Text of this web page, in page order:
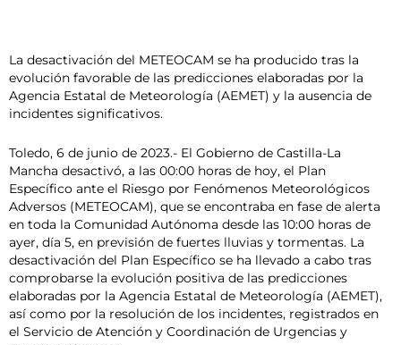
La desactivación del METEOCAM se ha producido tras la
evolución favorable de las predicciones elaboradas por la
Agencia Estatal de Meteorología (AEMET) y la ausencia de
incidentes significativos.
Toledo, 6 de junio de 2023.- El Gobierno de Castilla-La
Mancha desactivó, a las 00:00 horas de hoy, el Plan
Específico ante el Riesgo por Fenómenos Meteorológicos
Adversos (METEOCAM), que se encontraba en fase de alerta
en toda la Comunidad Autónoma desde las 10:00 horas de
ayer, día 5, en previsión de fuertes lluvias y tormentas. La
desactivación del Plan Específico se ha llevado a cabo tras
comprobarse la evolución positiva de las predicciones
elaboradas por la Agencia Estatal de Meteorología (AEMET),
así como por la resolución de los incidentes, registrados en
el Servicio de Atención y Coordinación de Urgencias y